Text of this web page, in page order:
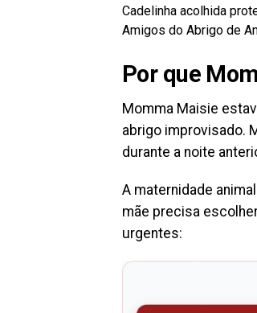
Cadelinha acolhida
Amigos do Abrigo de
Por que
Momma Maisie
abrigo improvisado.
durante a noite
A maternidade
mãe precisa
urgentes: